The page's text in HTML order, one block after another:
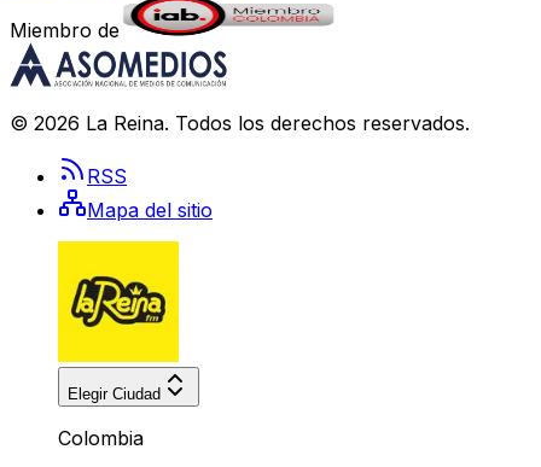
Miembro de
© 2026 La Reina. Todos los derechos reservados.
RSS
Mapa del sitio
Elegir Ciudad
Colombia